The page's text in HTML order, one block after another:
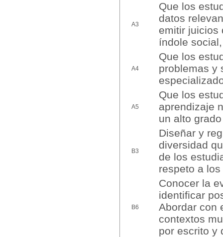
A3
Que los
datos
emitir juicios
índole
A4
Que los
problemas y
A5
Que los
aprendizaje
un alto
B3
Diseñar y
diversidad
de los
respeto a
B6
Conocer la
identificar
Abordar con
contextos
por escrito y